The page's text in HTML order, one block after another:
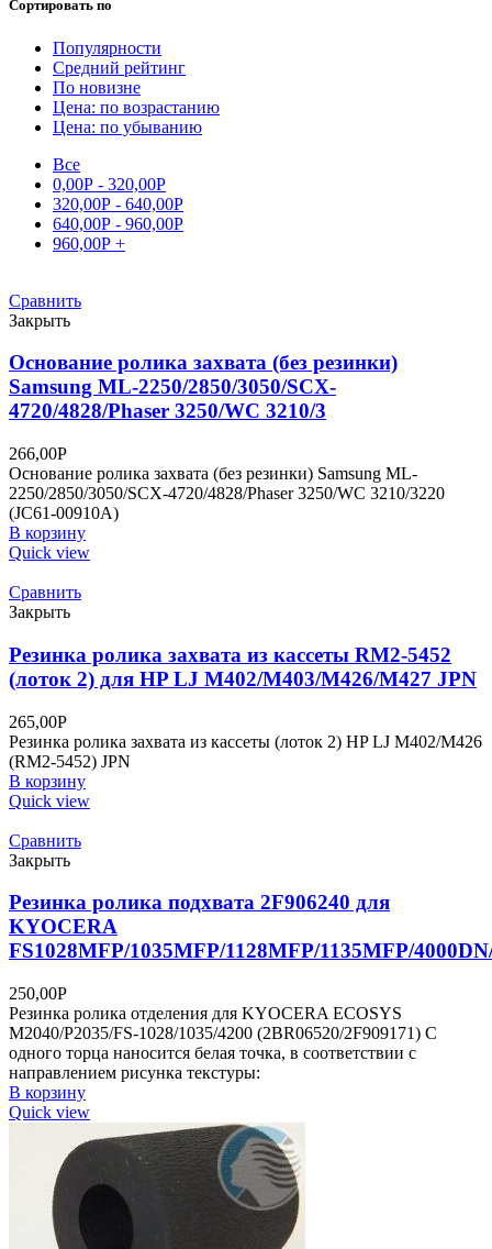
Сортировать по
Популярности
Средний рейтинг
По новизне
Цена: по возрастанию
Цена: по убыванию
Все
0,00Р - 320,00Р
320,00Р - 640,00Р
640,00Р - 960,00Р
960,00Р +
Сравнить
Закрыть
Основание ролика захвата (без резинки)
Samsung ML-2250/2850/3050/SCX-
4720/4828/Phaser 3250/WC 3210/3
266,00Р
Основание ролика захвата (без резинки) Samsung ML-
2250/2850/3050/SCX-4720/4828/Phaser 3250/WC 3210/3220
(JC61-00910A)
В корзину
Quick view
Сравнить
Закрыть
Резинка ролика захвата из кассеты RM2-5452
(лоток 2) для HP LJ M402/M403/M426/M427 JPN
265,00Р
Резинка ролика захвата из кассеты (лоток 2) HP LJ M402/M426
(RM2-5452) JPN
В корзину
Quick view
Сравнить
Закрыть
Резинка ролика подхвата 2F906240 для
KYOCERA
FS1028MFP/1035MFP/1128MFP/1135MFP/
250,00Р
Резинка ролика отделения для KYOCERA ECOSYS
M2040/P2035/FS-1028/1035/4200 (2BR06520/2F909171) С
одного торца наносится белая точка, в соответствии с
направлением рисунка текстуры:
В корзину
Quick view